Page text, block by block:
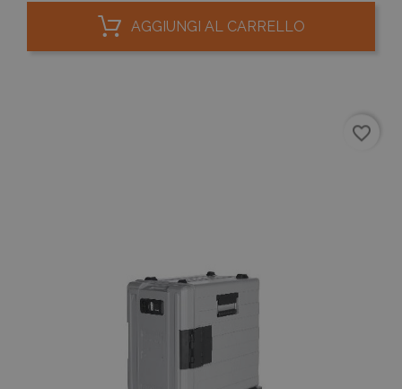
AGGIUNGI AL CARRELLO
favorite_border